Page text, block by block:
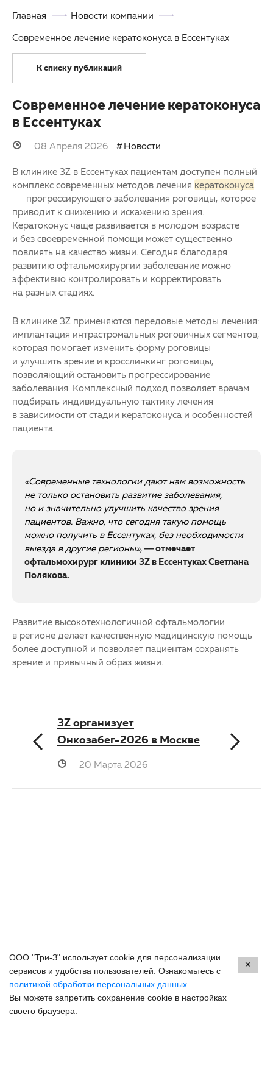
Задать вопрос
ОМС
3D-тур по клинике
Партнерам
Закупки
Клуб офтальмологов
Другие заболевания глаз
Детская офтальмология
Оптика
Главная
Новости компании
Современное лечение кератоконуса в Ессентуках
К списку публикаций
Современное лечение кератоконуса
в Ессентуках
08 Апреля 2026 Новости
В клинике 3Z в Ессентуках пациентам доступен полный
комплекс современных методов лечения кератоконуса
— прогрессирующего заболевания роговицы, которое
приводит к снижению и искажению зрения.
Кератоконус чаще развивается в молодом возрасте
и без своевременной помощи может существенно
повлиять на качество жизни. Сегодня благодаря
развитию офтальмохирургии заболевание можно
эффективно контролировать и корректировать
на разных стадиях.
В клинике 3Z применяются передовые методы лечения:
имплантация интрастромальных роговичных сегментов,
которая помогает изменить форму роговицы
и улучшить зрение и кросслинкинг роговицы,
позволяющий остановить прогрессирование
заболевания. Комплексный подход позволяет врачам
подбирать индивидуальную тактику лечения
в зависимости от стадии кератоконуса и особенностей
пациента.
«Современные технологии дают нам возможность
не только остановить развитие заболевания,
но и значительно улучшить качество зрения
пациентов. Важно, что сегодня такую помощь
можно получить в Ессентуках, без необходимости
выезда в другие регионы», — отмечает
офтальмохирург клиники 3Z в Ессентуках Светлана
Полякова.
Развитие высокотехнологичной офтальмологии
в регионе делает качественную медицинскую помощь
более доступной и позволяет пациентам сохранять
зрение и привычный образ жизни.
3Z организует
Онкозабег-2026 в Москве
20 Марта 2026
Контакты
Пермь, ул. Екатерининская, 105
8 (800) 250-33-30
ООО "Три-З" использует cookie для персонализации
сервисов и удобства пользователей. Ознакомьтесь с
политикой обработки персональных данных
Вы можете запретить сохранение cookie в настройках
своего браузера.
✕